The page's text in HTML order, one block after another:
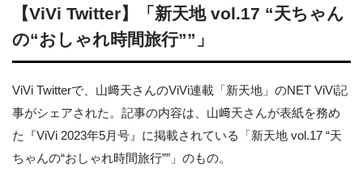
【ViVi Twitter】「新天地 vol.17 “天ちゃん
の“おしゃれ時間旅行””」
ViVi Twitterで、山﨑天さんのViVi連載「新天地」のNET ViVi記
事がシェアされた。記事の内容は、山﨑天さんが表紙を務め
た『ViVi 2023年5月号』に掲載されている「新天地 vol.17 “天
ちゃんの“おしゃれ時間旅行””」のもの。